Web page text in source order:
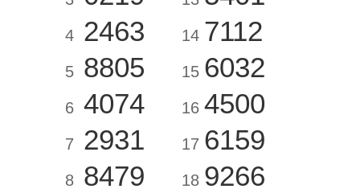
4 2463
5 8805
6 4074
7 2931
8 8479
14 7112
15 6032
16 4500
17 6159
18 9266